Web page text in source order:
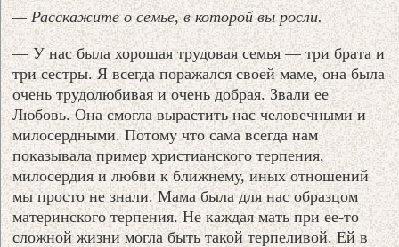
— Расскажите о семье, в которой вы росли.
— У нас была хорошая трудовая семья — три брата и
три сестры. Я всегда поражался своей маме, она была
очень трудолюбивая и очень добрая. Звали ее
Любовь. Она смогла вырастить нас человечными и
милосердными. Потому что сама всегда нам
показывала пример христианского терпения,
милосердия и любви к ближнему, иных отношений
мы просто не знали. Мама была для нас образцом
материнского терпения. Не каждая мать при ее-то
сложной жизни могла быть такой терпеливой. Ей в